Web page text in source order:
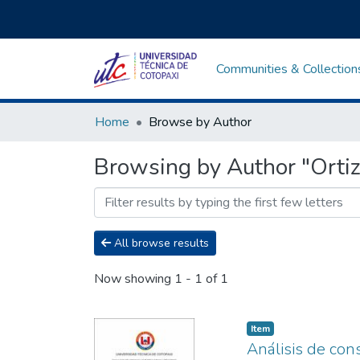
Communities &
Home Browse by Author
Browsing by Author
All browse results
Now showing 1 - 1 of 1
Item
Análisis de